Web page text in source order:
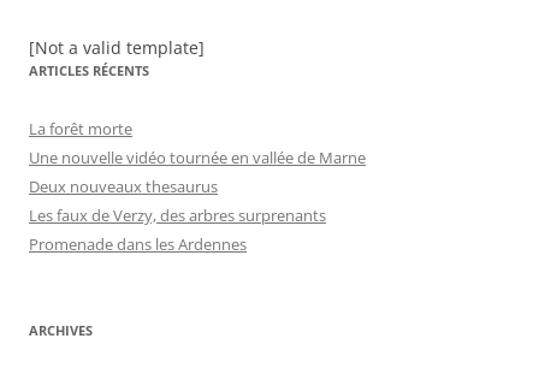
[Not a valid template]
ARTICLES RÉCENTS
La forêt morte
Une nouvelle vidéo tournée en vallée de Marne
Deux nouveaux thesaurus
Les faux de Verzy, des arbres surprenants
Promenade dans les Ardennes
ARCHIVES